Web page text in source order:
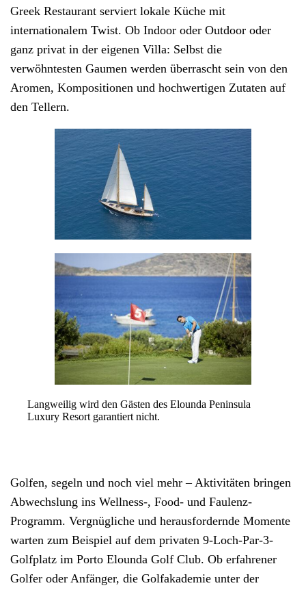
Greek Restaurant serviert lokale Küche mit
internationalem Twist. Ob Indoor oder Outdoor oder
ganz privat in der eigenen Villa: Selbst die
verwöhntesten Gaumen werden überrascht sein von den
Aromen, Kompositionen und hochwertigen Zutaten auf
den Tellern.
Langweilig wird den Gästen des Elounda Peninsula
Luxury Resort garantiert nicht.
Golfen, segeln und noch viel mehr – Aktivitäten bringen
Abwechslung ins Wellness-, Food- und Faulenz-
Programm. Vergnügliche und herausfordernde Momente
warten zum Beispiel auf dem privaten 9-Loch-Par-3-
Golfplatz im Porto Elounda Golf Club. Ob erfahrener
Golfer oder Anfänger, die Golfakademie unter der